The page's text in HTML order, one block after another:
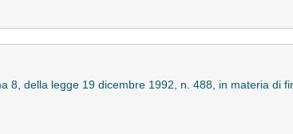
8, della legge 19 dicembre 1992, n. 488, in materia di